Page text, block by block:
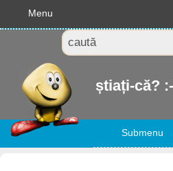
Menu
știați-că?
Submenu